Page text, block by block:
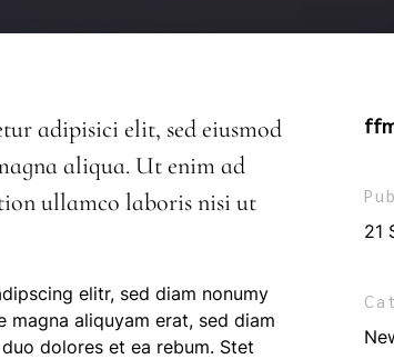
adipisici elit, sed eiusmod
aliqua. Ut enim ad
ullamco laboris nisi ut
elitr, sed diam nonumy
aliquyam erat, sed diam
dolores et ea rebum. Stet
21